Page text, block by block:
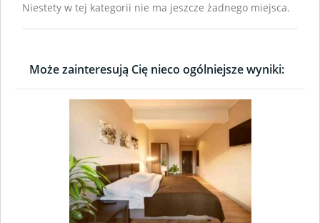
Niestety w tej kategorii nie ma jeszcze żadnego miejsca.
Może zainteresują Cię nieco ogólniejsze wyniki: